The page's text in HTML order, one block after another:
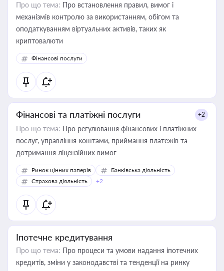
Про що тема: Про встановлення правил, вимог і
механізмів контролю за використанням, обігом та
оподаткуванням віртуальних активів, таких як
криптовалюти
Фінансові послуги
Фінансові та платіжні послуги +2
Про що тема: Про регулювання фінансових і платіжних
послуг, управління коштами, приймання платежів та
дотримання ліцензійних вимог
Ринок цінних паперів
Банківська діяльність
Страхова діяльність
+2
Іпотечне кредитування
Про що тема: Про процеси та умови надання іпотечних
кредитів, зміни у законодавстві та тенденції на ринку